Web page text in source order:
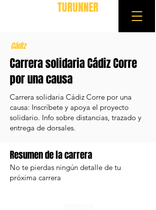
TURUNNER
Cádiz
Carrera solidaria Cádiz Corre
por una causa
Carrera solidaria Cádiz Corre por una
causa: Inscríbete y apoya el proyecto
solidario. Info sobre distancias, trazado y
entrega de dorsales.
Resumen de la carrera
No te pierdas ningún detalle de tu
próxima carrera